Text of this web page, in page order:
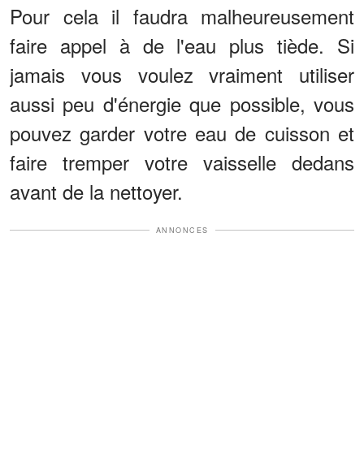
Pour cela il faudra malheureusement
faire appel à de l'eau plus tiède. Si
jamais vous voulez vraiment utiliser
aussi peu d'énergie que possible, vous
pouvez garder votre eau de cuisson et
faire tremper votre vaisselle dedans
avant de la nettoyer.
ANNONCES